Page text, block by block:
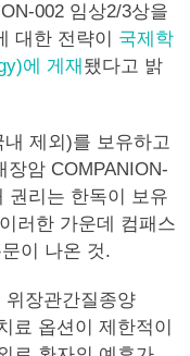
002 임상2/3상을
대한 전략이 국제학
에 게재됐다고 밝
제외)를 보유하고
암 COMPANION-
권리는 한독이 보유
러한 가운데 컴패스
이 나온 것.
위장관간질종양
료 옵션이 제한적이